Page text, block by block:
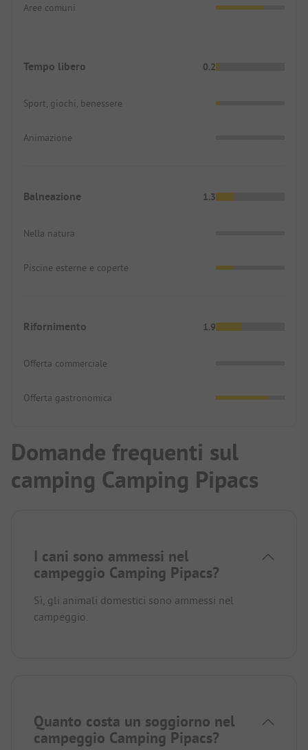
Aree comuni
Tempo libero 0.2
Sport, giochi, benessere
Animazione
Balneazione 1.3
Nella natura
Piscine esterne e coperte
Rifornimento 1.9
Offerta commerciale
Offerta gastronomica
Domande frequenti sul
camping Camping Pipacs
I cani sono ammessi nel
campeggio Camping Pipacs?
Sì, gli animali domestici sono ammessi nel
campeggio.
Quanto costa un soggiorno nel
campeggio Camping Pipacs?